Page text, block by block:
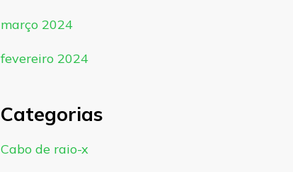
março 2024
fevereiro 2024
Categorias
Cabo de raio-x